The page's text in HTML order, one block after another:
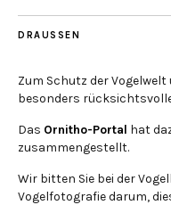
DRAUSSEN
Zum Schutz der
besonders
Das Ornitho-Portal hat
zusammengestellt.
Wir bitten Sie bei der
Vogelfotografie darum,